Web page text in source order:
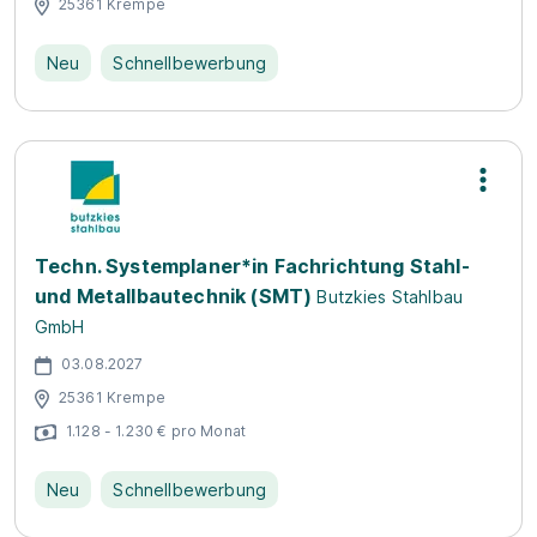
25361 Krempe
Neu Schnellbewerbung
Techn. Systemplaner*in Fachrichtung Stahl-
und Metallbautechnik (SMT) Butzkies Stahlbau
GmbH
03.08.2027
25361 Krempe
1.128 - 1.230 € pro Monat
Neu Schnellbewerbung